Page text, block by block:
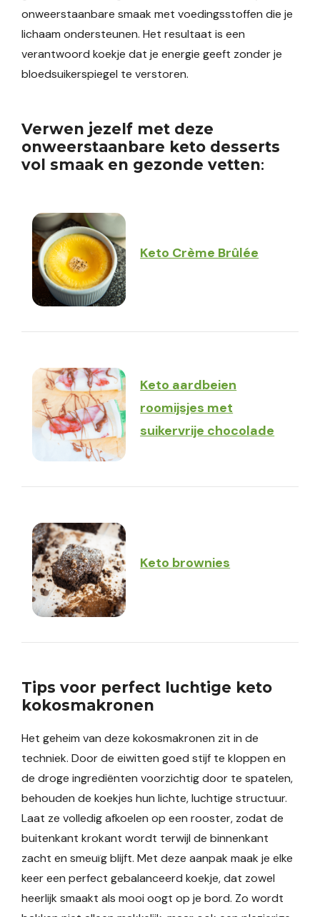
onweerstaanbare smaak met voedingsstoffen die je
lichaam ondersteunen. Het resultaat is een
verantwoord koekje dat je energie geeft zonder je
bloedsuikerspiegel te verstoren.
Verwen jezelf met deze
onweerstaanbare keto desserts
vol smaak en gezonde vetten:
Keto Crème Brûlée
Keto aardbeien
roomijsjes met
suikervrije chocolade
Keto brownies
Tips voor perfect luchtige keto
kokosmakronen
Het geheim van deze kokosmakronen zit in de
techniek. Door de eiwitten goed stijf te kloppen en
de droge ingrediënten voorzichtig door te spatelen,
behouden de koekjes hun lichte, luchtige structuur.
Laat ze volledig afkoelen op een rooster, zodat de
buitenkant krokant wordt terwijl de binnenkant
zacht en smeuïg blijft. Met deze aanpak maak je elke
keer een perfect gebalanceerd koekje, dat zowel
heerlijk smaakt als mooi oogt op je bord. Zo wordt